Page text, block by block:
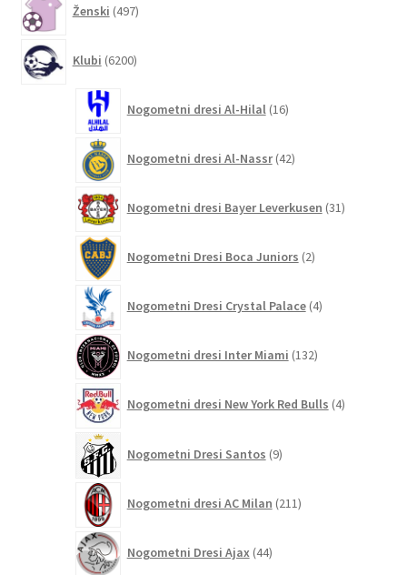
Ženski 497izdelkov
Klubi 6200izdelkov
Nogometni dresi Al-Hilal 16izdelkov
Nogometni dresi Al-Nassr 42izdelkov
Nogometni dresi Bayer Leverkusen 31izdelkov
Nogometni Dresi Boca Juniors 2izdelka
Nogometni Dresi Crystal Palace 4izdelki
Nogometni dresi Inter Miami 132izdelkov
Nogometni dresi New York Red Bulls 4izdelki
Nogometni Dresi Santos 9izdelkov
Nogometni dresi AC Milan 211izdelkov
Nogometni Dresi Ajax 44izdelkov